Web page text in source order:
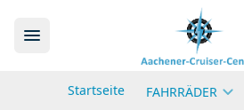
Startseite FAHRRÄDER